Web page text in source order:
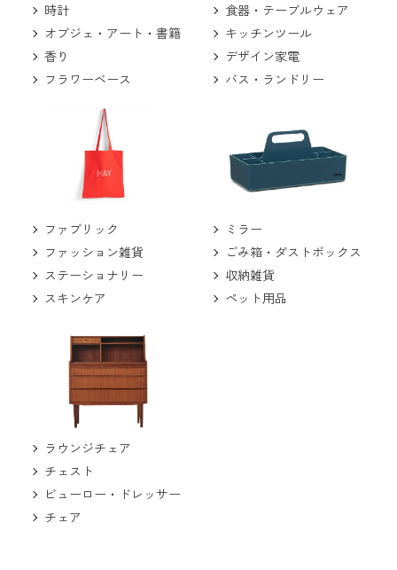
時計
オブジェ・アート・書籍
香り
フラワーベース
食器・テーブルウェア
キッチンツール
デザイン家電
バス・ランドリー
ファブリック
ファッション雑貨
ステーショナリー
スキンケア
ミラー
ごみ箱・ダストボックス
収納雑貨
ペット用品
ラウンジチェア
チェスト
ビューロー・ドレッサー
チェア